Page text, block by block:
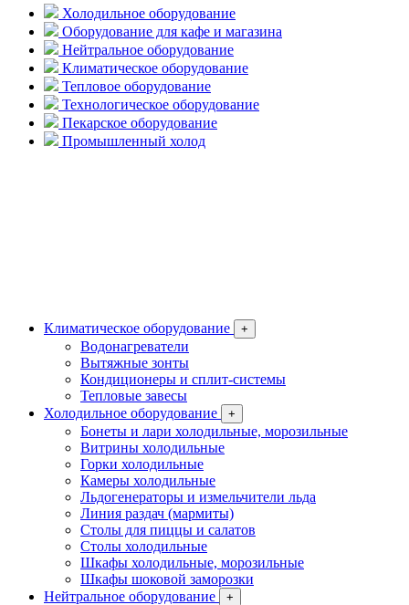
Холодильное оборудование
Оборудование для кафе и магазина
Нейтральное оборудование
Климатическое оборудование
Тепловое оборудование
Технологическое оборудование
Пекарское оборудование
Промышленный холод
Климатическое оборудование +
Водонагреватели
Вытяжные зонты
Кондиционеры и сплит-системы
Тепловые завесы
Холодильное оборудование
+
Бонеты и лари холодильные, морозильные
Витрины холодильные
Горки холодильные
Камеры холодильные
Льдогенераторы и измельчители льда
Линия раздач (мармиты)
Столы для пиццы и салатов
Столы холодильные
Шкафы холодильные, морозильные
Шкафы шоковой заморозки
Нейтральное оборудование
+